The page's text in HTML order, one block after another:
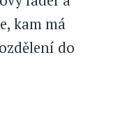
kam má
do